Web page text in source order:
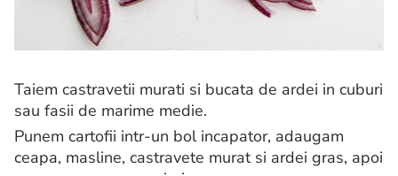
Taiem castravetii murati si bucata de ardei in cuburi
sau fasii de marime medie.
Punem cartofii intr-un bol incapator, adaugam
ceapa, masline, castravete murat si ardei gras, apoi